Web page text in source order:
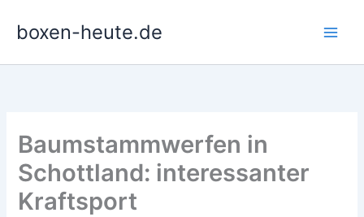
Inhaltboxen-heute.de
Baumstammwerfen in
Schottland: interessanter
Kraftsport